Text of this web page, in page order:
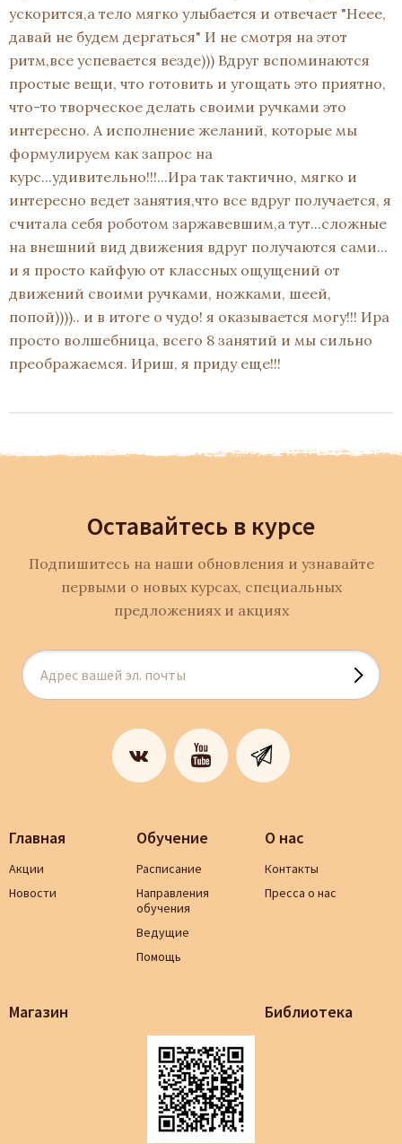
ускорится,а тело мягко улыбается и отвечает "Неее,
давай не будем дергаться" И не смотря на этот
ритм,все успевается везде))) Вдруг вспоминаются
простые вещи, что готовить и угощать это приятно,
что-то творческое делать своими ручками это
интересно. А исполнение желаний, которые мы
формулируем как запрос на
курс...удивительно!!!...Ира так тактично, мягко и
интересно ведет занятия,что все вдруг получается, я
считала себя роботом заржавевшим,а тут...сложные
на внешний вид движения вдруг получаются сами...
и я просто кайфую от классных ощущений от
движений своими ручками, ножками, шеей,
попой)))).. и в итоге о чудо! я оказывается могу!!! Ира
просто волшебница, всего 8 занятий и мы сильно
преображаемся. Ириш, я приду еще!!!
Оставайтесь в курсе
Подпишитесь на наши обновления и узнавайте
первыми о новых курсах, специальных
предложениях и акциях
Главная
Акции
Новости
Обучение
Расписание
Направления
обучения
Ведущие
Помощь
О нас
Контакты
Пресса о нас
Магазин Библиотека